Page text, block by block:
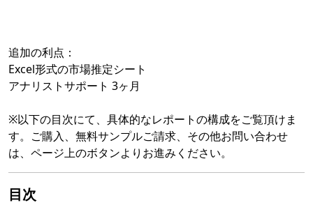
追加の利点：
Excel形式の市場推定シート
アナリストサポート 3ヶ月
※以下の目次にて、具体的なレポートの構成をご覧頂けま
す。ご購入、無料サンプルご請求、その他お問い合わせ
は、ページ上のボタンよりお進みください。
目次